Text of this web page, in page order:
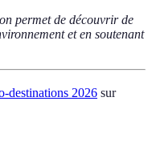
permet de découvrir de
et en soutenant
destinations 2026 sur